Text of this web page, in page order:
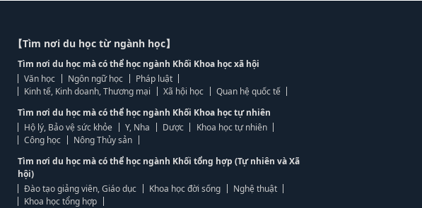
【Tìm nơi du học từ ngành học】
Tìm nơi du học mà có thể học ngành Khối Khoa học xã hội
Văn học
Ngôn ngữ học
Pháp luật
Kinh tế, Kinh doanh, Thương mại
Xã hội học
Quan hệ quốc tế
Tìm nơi du học mà có thể học ngành Khối Khoa học tự nhiên
Hộ lý, Bảo vệ sức khỏe
Y, Nha Dược
Khoa học tự nhiên
Công học
Nông Thủy sản
Tìm nơi du học mà có thể học ngành Khối tổng hợp (Tự nhiên và Xã
hội)
Đào tạo giảng viên, Giáo dục
Khoa học đời sống
Nghệ thuật
Khoa học tổng hợp